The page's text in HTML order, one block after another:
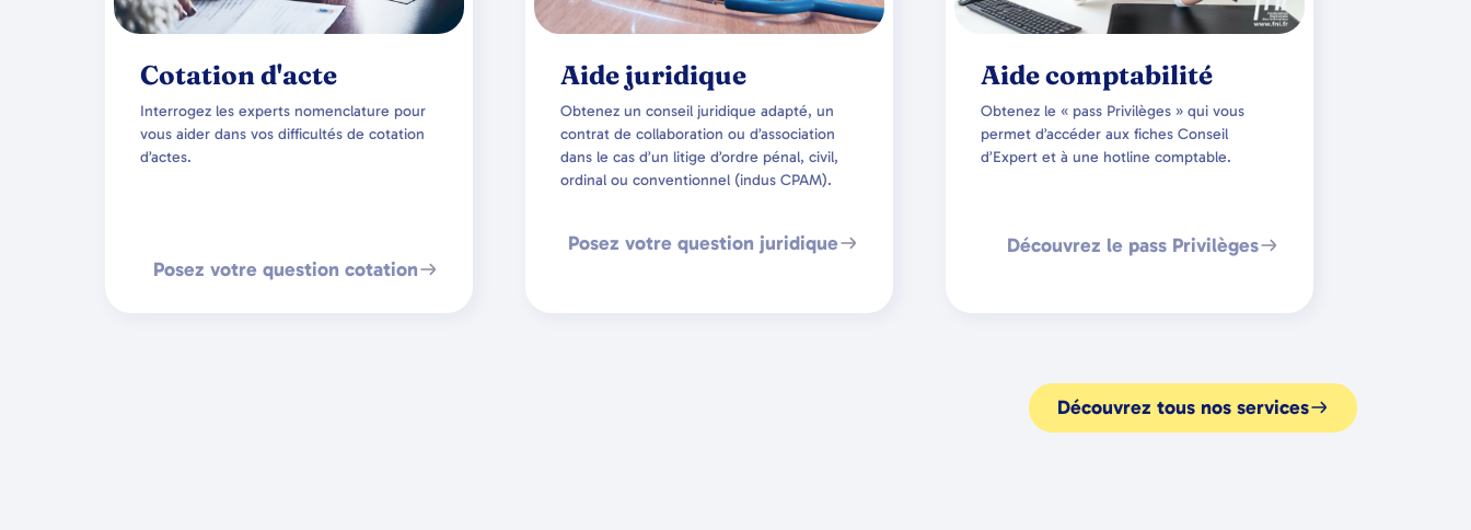
Cotation d'acte
Interrogez les experts nomenclature pour
vous aider dans vos difficultés de cotation
d’actes.
Posez votre question cotation
Aide juridique
Obtenez un conseil juridique adapté, un
contrat de collaboration ou d’association
dans le cas d’un litige d’ordre pénal, civil,
ordinal ou conventionnel (indus CPAM).
Posez votre question juridique
Aide comptabilité
Obtenez le « pass Privilèges » qui vous
permet d’accéder aux fiches Conseil
d’Expert et à une hotline comptable.
Découvrez le pass Privilèges
Découvrez tous nos services